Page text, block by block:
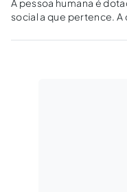
A pessoa humana é
social a que pertence. A
disponível. Entretanto,